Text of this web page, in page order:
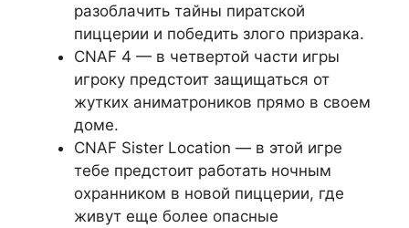
разоблачить тайны пиратской
пиццерии и победить злого призрака.
CNAF 4 — в четвертой части игры
игроку предстоит защищаться от
жутких аниматроников прямо в своем
доме.
CNAF Sister Location — в этой игре
тебе предстоит работать ночным
охранником в новой пиццерии, где
живут еще более опасные